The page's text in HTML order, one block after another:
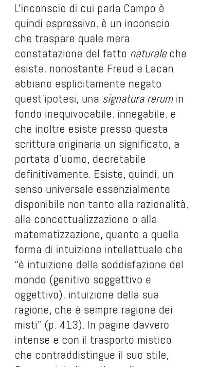
L'inconscio di cui parla Campo è
quindi espressivo, è un inconscio
che traspare quale mera
constatazione del fatto naturaleche
esiste, nonostante Freud e Lacan
abbiano esplicitamente negato
quest'ipotesi, una signatura rerumin
fondo inequivocabile, innegabile, e
che inoltre esiste presso questa
scrittura originaria un significato, a
portata d'uomo, decretabile
definitivamente. Esiste, quindi, un
senso universale essenzialmente
disponibile non tanto alla razionalità,
alla concettualizzazione o alla
matematizzazione, quanto a quella
forma di intuizione intellettuale che
“è intuizione della soddisfazione del
mondo (genitivo soggettivo e
oggettivo), intuizione della sua
ragione, che è sempre ragione dei
misti” (p. 413). In pagine davvero
intense e con il trasporto mistico
che contraddistingue il suo stile,